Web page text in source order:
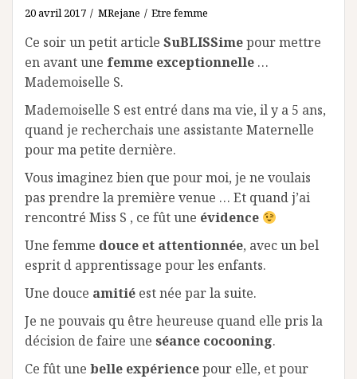
20 avril 2017 MRejane Etre femme
Ce soir un petit article SuBLISSimepour mettre
en avant une femme exceptionnelle …
Mademoiselle S.
Mademoiselle S est entré dans ma vie, il y a 5 ans,
quand je recherchais une assistante Maternelle
pour ma petite dernière.
Vous imaginez bien que pour moi, je ne voulais
pas prendre la première venue … Et quand j’ai
rencontré Miss S , ce fût une évidence
Une femme douce et attentionnée, avec un bel
esprit d apprentissage pour les enfants.
Une douce amitié est née par la suite.
Je ne pouvais qu être heureuse quand elle pris la
décision de faire une séance cocooning.
Ce fût une belle expériencepour elle, et pour